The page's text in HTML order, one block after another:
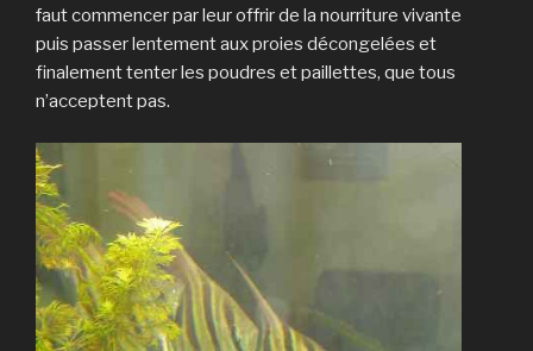
faut commencer par leur offrir de la nourriture vivante
puis passer lentement aux proies décongelées et
finalement tenter les poudres et paillettes, que tous
n’acceptent pas.